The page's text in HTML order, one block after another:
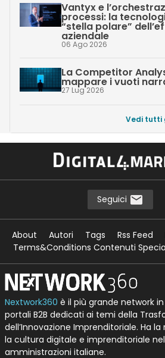
Vantyx e
processi: la
“stella polare”
aziendale
06 Ago 2026
La Competitor
mappare i vuoti
27 Lug 2026
Vedi tutti
Seguici
About Autori Tags Rss Feed
Terms&Conditions Contenuti
Nextwork360 è il più grande network
portali B2B dedicati ai temi della
dell’Innovazione Imprenditoriale. Ha
la cultura digitale e imprenditoriale
amministrazioni italiane.